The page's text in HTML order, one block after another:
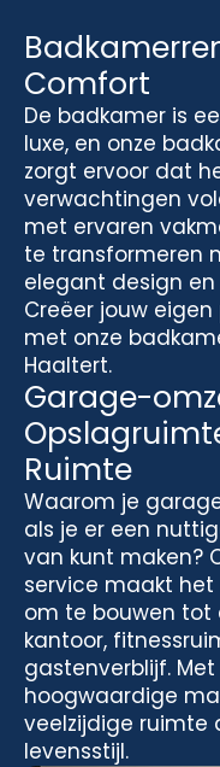
Comfort
De badkamer is
luxe, en onze
zorgt ervoor dat
verwachtingen
met ervaren
te transformeren
elegant design
Creëer jouw
met onze
Haaltert.
Garage-
Ruimte
Waarom je
als je er een
van kunt maken?
service maakt
om te bouwen tot
kantoor,
gastenverblijf.
hoogwaardige
veelzijdige ruimte
levensstijl.